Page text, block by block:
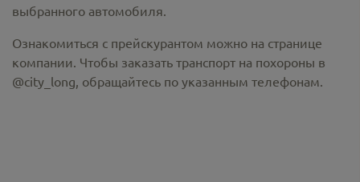
выбранного автомобиля.
Ознакомиться с прейскурантом можно на странице
компании. Чтобы заказать транспорт на похороны в
@city_long, обращайтесь по указанным телефонам.